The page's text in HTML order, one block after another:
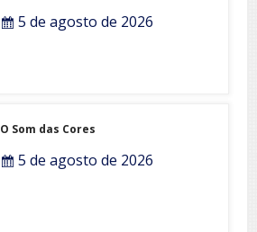
5 de agosto de 2026
O Som das Cores
5 de agosto de 2026